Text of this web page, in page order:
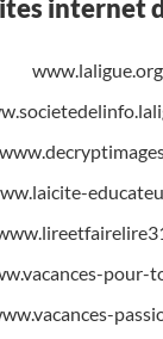
internet
www.laligue.org
pour-